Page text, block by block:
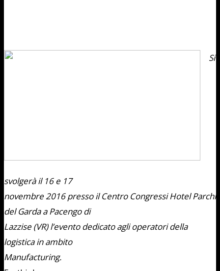
Si
svolgerà il 16 e 17
novembre 2016 presso il Centro Congressi Hotel Parchi
del Garda a Pacengo di
Lazzise (VR) l’evento dedicato agli operatori della
logistica in ambito
Manufacturing.